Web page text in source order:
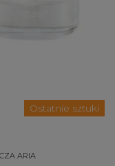
Ostatnie sztuki
UZUPEŁNIACZ DO ODŚWIEŻACZA ARIA